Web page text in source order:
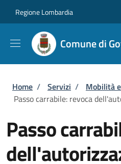
Regione Lombardia
Comune di
Briciole di pane
Home / Servizi / Mobilità
Passo carrabile: revoca
Passo